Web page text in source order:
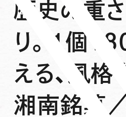
歴史の重
り。1個
える、風格
湘南銘菓